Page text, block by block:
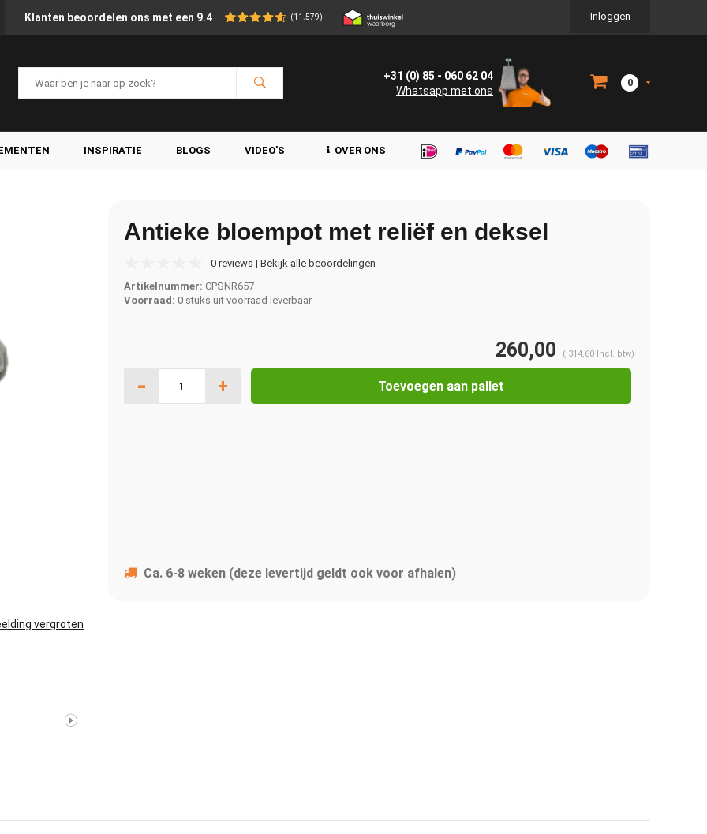
Klanten beoordelen ons met een 9.4 (11.579) Inloggen
+31 (0) 85 - 060 62 04
Whatsapp met ons
0
INSPIRATIE BLOGS VIDEO'S OVER ONS
vergroten
Antieke bloempot met reliëf en deksel
0 reviews | Bekijk alle beoordelingen
Artikelnummer: CPSNR657
Voorraad: 0 stuks uit voorraad leverbaar
260,00 ( 314,60 Incl. btw)
- + Toevoegen aan pallet
Ca. 6-8 weken (deze levertijd geldt ook voor afhalen)